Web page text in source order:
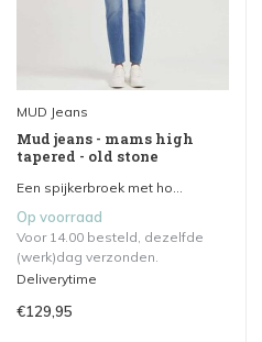
MUD Jeans
Mud jeans - mams high
tapered - old stone
Een spijkerbroek met ho...
Op voorraad
Voor 14.00 besteld, dezelfde
(werk)dag verzonden.
Deliverytime
€129,95